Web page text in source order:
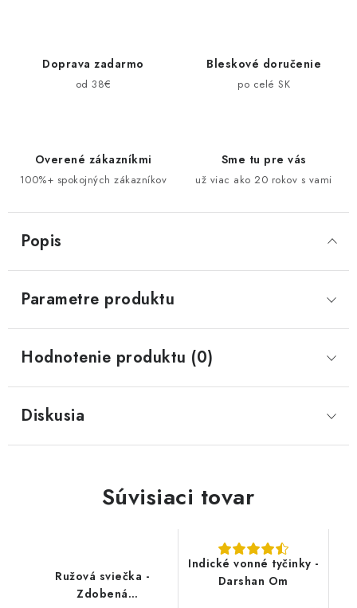
Doprava zadarmo
od 38€
Bleskové doručenie
po celé SK
Overené zákazníkmi
100%+ spokojných zákazníkov
Sme tu pre vás
už viac ako 20 rokov s vami
Popis
Parametre produktu
Hodnotenie produktu (0)
Diskusia
Súvisiaci tovar
Ružová sviečka -
Zdobená
Indické vonné tyčinky -
Darshan Om